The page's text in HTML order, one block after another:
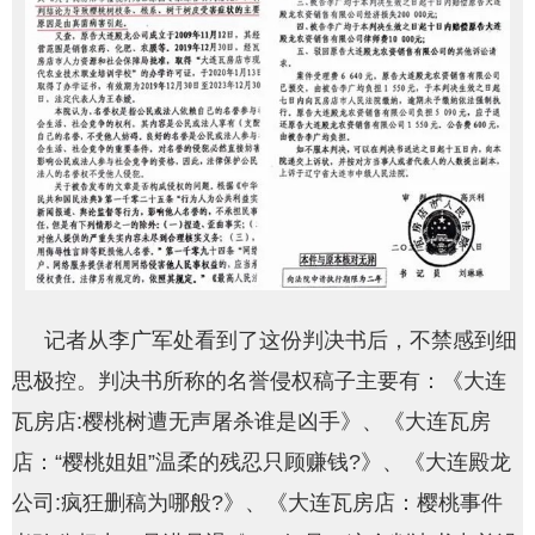
记者从李广军处看到了这份判决书后，不禁感到细
思极控。判决书所称的名誉侵权稿子主要有：《大连
瓦房店:樱桃树遭无声屠杀谁是凶手》、《大连瓦房
店：“樱桃姐姐”温柔的残忍只顾赚钱?》、《大连殿龙
公司:疯狂删稿为哪般?》、《大连瓦房店：樱桃事件